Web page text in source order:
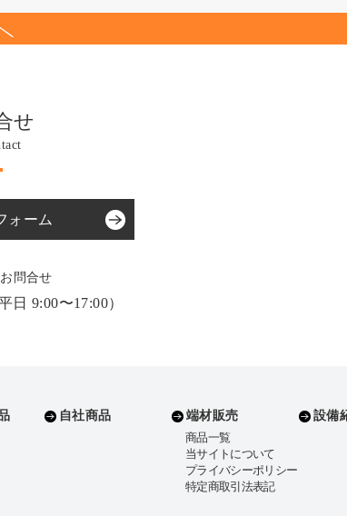
せ
ォーム
問合せ
日 9:00〜17:00）
自社商品
端材販売
商品一覧
当サイトについて
プライバシーポリシー
特定商取引法表記
設備